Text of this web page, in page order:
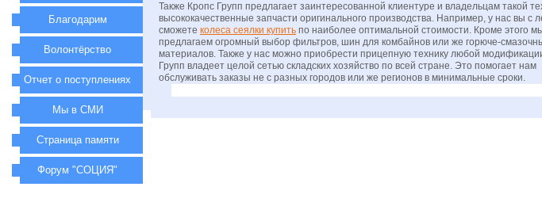
Также Кропс Групп предлагает заинтересованной клиентуре и владельцам такой
высококачественные запчасти оригинального производства. Например, у нас вы с
сможете колеса сеялки купить по наиболее оптимальной стоимости. Кроме этого
предлагаем огромный выбор фильтров, шин для комбайнов или же горюче-
материалов. Также у нас можно приобрести прицепную технику любой
Групп владеет целой сетью складских хозяйство по всей стране. Это помогает нам
обслуживать заказы не с разных городов или же регионов в минимальные сроки.
Благодарим
Волонтёрство
Отчет о поступлениях
Мы в СМИ
Страница памяти
Форум "СОЦИЯ"